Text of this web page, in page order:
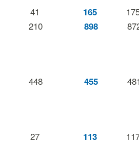
41
210
165
898
448 455
27
113